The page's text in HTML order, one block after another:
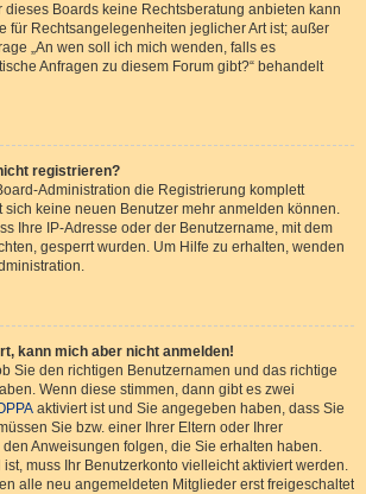
dieses Boards keine Rechtsberatung anbieten kann
für Rechtsangelegenheiten jeglicher Art ist; außer
„An wen soll ich mich wenden, falls es
Anfragen zu diesem Forum gibt?“ behandelt
registrieren?
Administration die Registrierung komplett
sich keine neuen Benutzer mehr anmelden können.
Ihre IP-Adresse oder der Benutzername, mit dem
gesperrt wurden. Um Hilfe zu erhalten, wenden
kann mich aber nicht anmelden!
Sie den richtigen Benutzernamen und das richtige
Wenn diese stimmen, dann gibt es zwei
aktiviert ist und Sie angegeben haben, dass Sie
Sie bzw. einer Ihrer Eltern oder Ihrer
Anweisungen folgen, die Sie erhalten haben.
muss Ihr Benutzerkonto vielleicht aktiviert werden.
alle neu angemeldeten Mitglieder erst freigeschaltet